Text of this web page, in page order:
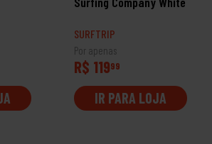
SURFTRIP
Por apenas
R$ 11999
IR PARA LOJA